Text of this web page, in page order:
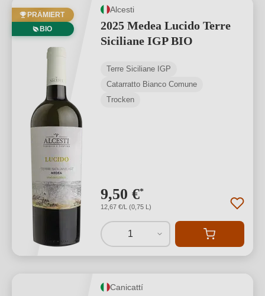
PRÄMIERT
BIO
Alcesti
2025 Medea Lucido Terre
Siciliane IGP BIO
Terre Siciliane IGP
Catarratto Bianco Comune
Trocken
9,50 €*
12,67 €/L (0,75 L)
1
Canicattí